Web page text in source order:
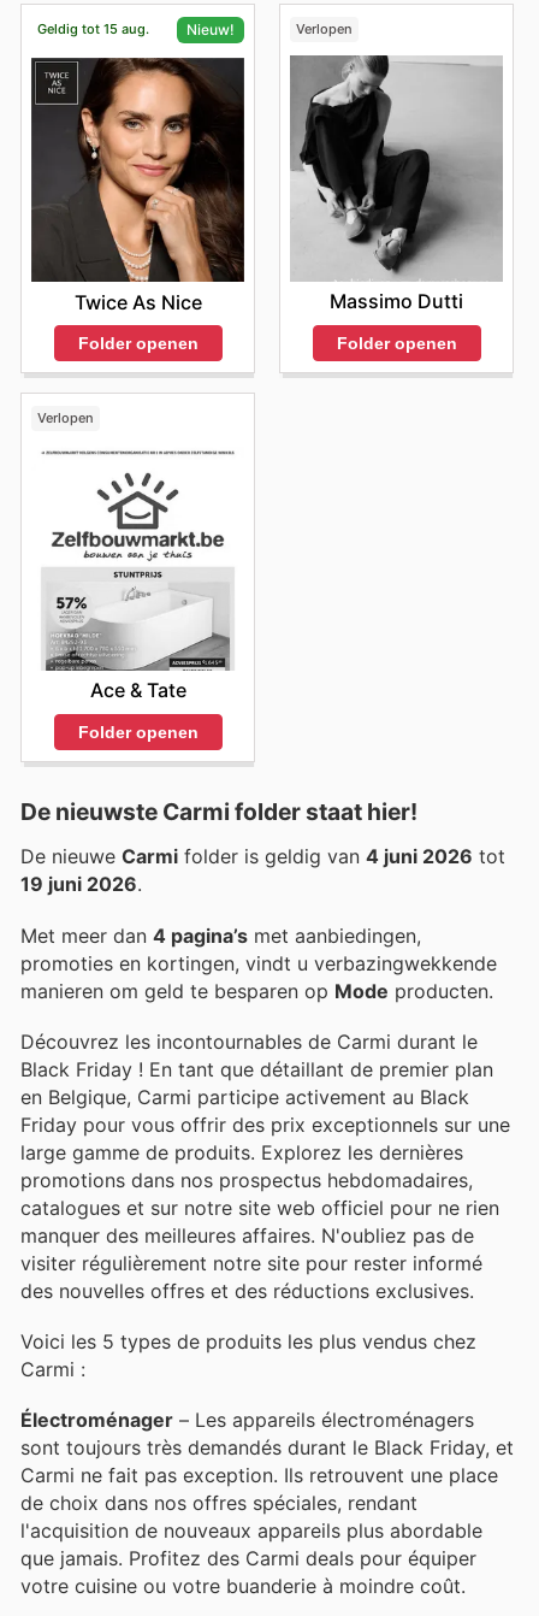
Geldig tot 15 aug. Nieuw!
Twice As Nice
Folder openen
Verlopen
Massimo Dutti
Folder openen
Verlopen
Ace & Tate
Folder openen
De nieuwste Carmi folder staat hier!
De nieuwe Carmi folder is geldig van 4 juni 2026 tot
19 juni 2026.
Met meer dan 4 pagina’s met aanbiedingen,
promoties en kortingen, vindt u verbazingwekkende
manieren om geld te besparen op Mode producten.
Découvrez les incontournables de Carmi durant le
Black Friday ! En tant que détaillant de premier plan
en Belgique, Carmi participe activement au Black
Friday pour vous offrir des prix exceptionnels sur une
large gamme de produits. Explorez les dernières
promotions dans nos prospectus hebdomadaires,
catalogues et sur notre site web officiel pour ne rien
manquer des meilleures affaires. N'oubliez pas de
visiter régulièrement notre site pour rester informé
des nouvelles offres et des réductions exclusives.
Voici les 5 types de produits les plus vendus chez
Carmi :
Électroménager – Les appareils électroménagers
sont toujours très demandés durant le Black Friday, et
Carmi ne fait pas exception. Ils retrouvent une place
de choix dans nos offres spéciales, rendant
l'acquisition de nouveaux appareils plus abordable
que jamais. Profitez des Carmi deals pour équiper
votre cuisine ou votre buanderie à moindre coût.